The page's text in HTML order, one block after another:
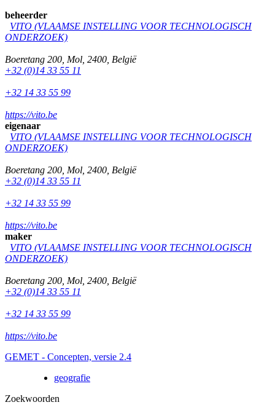
beheerder
VITO (VLAAMSE INSTELLING VOOR TECHNOLOGISCH
ONDERZOEK)
Boeretang 200 Mol 2400 België
+32 (0)14 33 55 11
+32 14 33 55 99
https://vito.be
eigenaar
VITO (VLAAMSE INSTELLING VOOR TECHNOLOGISCH
ONDERZOEK)
Boeretang 200 Mol 2400 België
+32 (0)14 33 55 11
+32 14 33 55 99
https://vito.be
maker
VITO (VLAAMSE INSTELLING VOOR TECHNOLOGISCH
ONDERZOEK)
Boeretang 200 Mol 2400 België
+32 (0)14 33 55 11
+32 14 33 55 99
https://vito.be
GEMET - Concepten, versie 2.4
geografie
Zoekwoorden